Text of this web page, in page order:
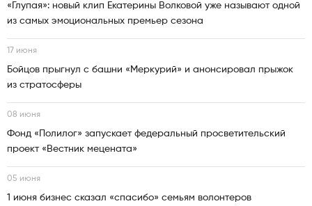
«Глупая»: новый клип Екатерины Волковой уже называют одной
из самых эмоциональных премьер сезона
17 июня
Бойцов прыгнул с башни «Меркурий» и анонсировал прыжок
из стратосферы
08 июня
Фонд «Полилог» запускает федеральный просветительский
проект «Вестник мецената»
05 июня
1 июня бизнес сказал «спасибо» семьям волонтеров